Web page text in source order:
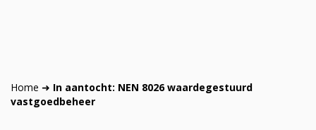
Home ➜ In aantocht: NEN 8026 waardegestuurd
vastgoedbeheer